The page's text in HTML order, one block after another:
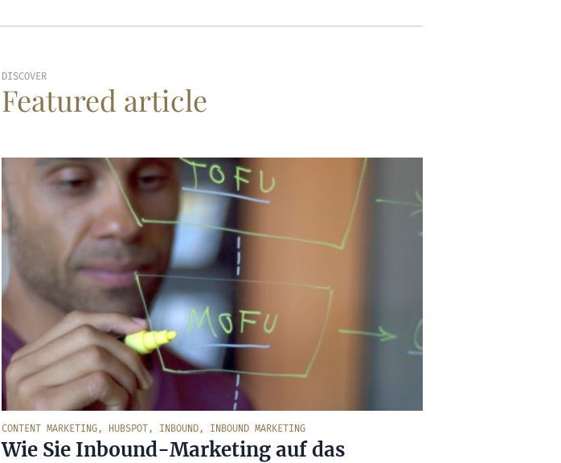
DISCOVER
Featured article
CONTENT MARKETING, HUBSPOT, INBOUND, INBOUND MARKETING
Wie Sie Inbound-Marketing auf das